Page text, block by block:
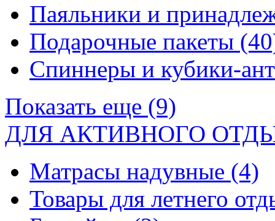
Паяльники и
Подарочные пакеты
Спиннеры и кубики-
Показать еще (9)
ДЛЯ АКТИВНОГО
Матрасы надувные (4)
Товары для летнего